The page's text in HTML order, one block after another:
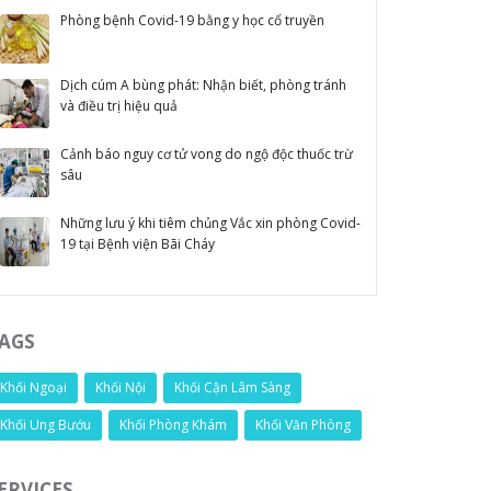
Phòng bệnh Covid-19 bằng y học cổ truyền
Dịch cúm A bùng phát: Nhận biết, phòng tránh
và điều trị hiệu quả
Cảnh báo nguy cơ tử vong do ngộ độc thuốc trừ
sâu
Những lưu ý khi tiêm chủng Vắc xin phòng Covid-
19 tại Bệnh viện Bãi Cháy
Khối Ngoại Khối Nội
Khối Cận Lâm Sàng
Khối Ung Bướu
Khối Phòng Khám Khối Văn Phòng